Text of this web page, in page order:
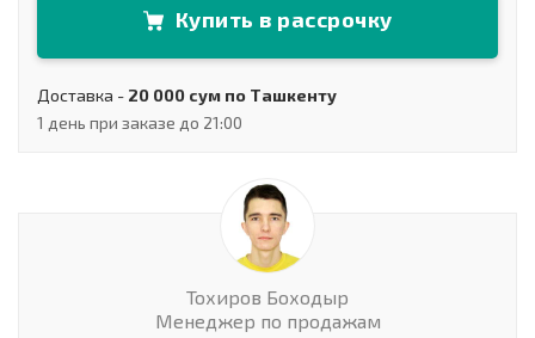
Купить в рассрочку
Доставка - 20 000 сум по Ташкенту
1 день при заказе до 21:00
Тохиров Боходыр
Менеджер по продажам